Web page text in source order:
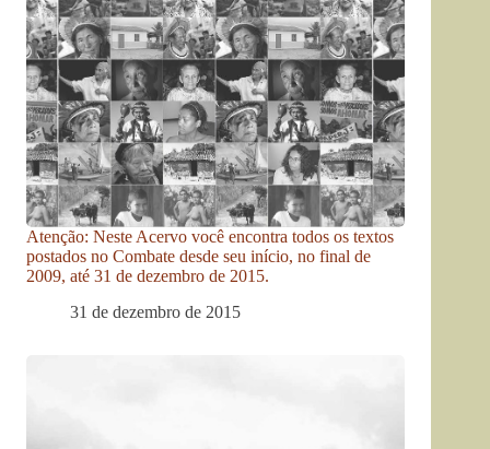
Atenção: Neste Acervo você encontra todos os textos
postados no Combate desde seu início, no final de
2009, até 31 de dezembro de 2015.
31 de dezembro de 2015